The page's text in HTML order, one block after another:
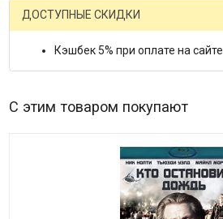
ДОСТУПНЫЕ СКИДКИ
Кэшбек 5% при оплате на сайте
С этим товаром покупают